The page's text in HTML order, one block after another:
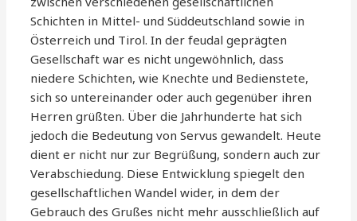
Schichten in Mittel- und Süddeutschland sowie in
Österreich und Tirol. In der feudal geprägten
Gesellschaft war es nicht ungewöhnlich, dass
niedere Schichten, wie Knechte und Bedienstete,
sich so untereinander oder auch gegenüber ihren
Herren grüßten. Über die Jahrhunderte hat sich
jedoch die Bedeutung von Servus gewandelt. Heute
dient er nicht nur zur Begrüßung, sondern auch zur
Verabschiedung. Diese Entwicklung spiegelt den
gesellschaftlichen Wandel wider, in dem der
Gebrauch des Grußes nicht mehr ausschließlich auf